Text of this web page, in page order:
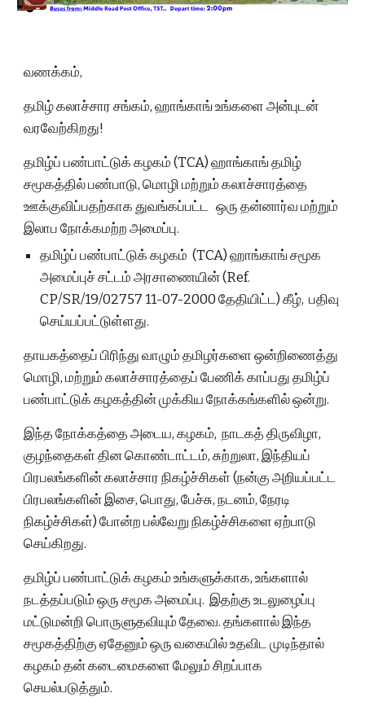
வணக்கம்,
தமிழ் கலாச்சார சங்கம், ஹாங்காங் உங்களை அன்புடன்
வரவேற்கிறது!
தமிழ்ப் பண்பாட்டுக் கழகம் (TCA) ஹாங்காங் தமிழ்
சமூகத்தில் பண்பாடு, மொழி மற்றும் கலாச்சாரத்தை
ஊக்குவிப்பதற்காக துவங்கப்பட்ட ஒரு தன்னார்வ மற்றும்
இலாப நோக்கமற்ற அமைப்பு.
தமிழ்ப் பண்பாட்டுக் கழகம் (TCA) ஹாங்காங் சமூக
அமைப்புச் சட்டம் அரசாணையின் (Ref.
CP/SR/19/02757 11-07-2000 தேதியிட்ட) கீழ், பதிவு
செய்யப்பட்டுள்ளது.
தாயகத்தைப் பிரிந்து வாழும் தமிழர்களை ஒன்றிணைத்து
மொழி, மற்றும் கலாச்சாரத்தைப் பேணிக் காப்பது தமிழ்ப்
பண்பாட்டுக் கழகத்தின் முக்கிய நோக்கங்களில் ஒன்று.
இந்த நோக்கத்தை அடைய, கழகம், நாடகத் திருவிழா,
குழந்தைகள் தின கொண்டாட்டம், சுற்றுலா, இந்தியப்
பிரபலங்களின் கலாச்சார நிகழ்ச்சிகள் (நன்கு அறியப்பட்ட
பிரபலங்களின் இசை, பொது, பேச்சு, நடனம், நேரடி
நிகழ்ச்சிகள்) போன்ற பல்வேறு நிகழ்ச்சிகளை ஏற்பாடு
செய்கிறது.
தமிழ்ப் பண்பாட்டுக் கழகம் உங்களுக்காக, உங்களால்
நடத்தப்படும் ஒரு சமூக அமைப்பு. இதற்கு உடலுழைப்பு
மட்டுமன்றி பொருளுதவியும் தேவை. தங்களால் இந்த
சமூகத்திற்கு ஏதேனும் ஒரு வகையில் உதவிட முடிந்தால்
கழகம் தன் கடைமைகளை மேலும் சிறப்பாக
செயல்படுத்தும்.